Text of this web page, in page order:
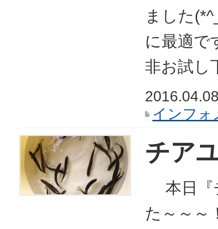
ました
に最適で
非お試し
インフォ
チア
本日『
た～～～